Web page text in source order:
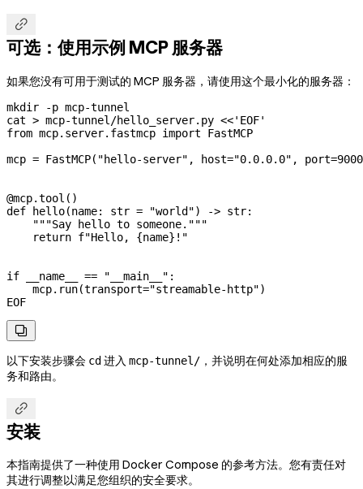

可选：使用示例 MCP 服务器
如果您没有可用于测试的 MCP 服务器，请使用这个最小化的服务器：
mkdir -p mcp-tunnel
cat > mcp-tunnel/hello_server.py <<'EOF'
from mcp.server.fastmcp import FastMCP
mcp = FastMCP("hello-server", host="0.0.0.0",
@mcp.tool()
def hello(name: str = "world") -> str:
    """Say hello to someone."""
    return f"Hello, {name}!"
if __name__ == "__main__":
    mcp.run(transport="streamable-http")
EOF

以下安装步骤会 cd进入 mcp-tunnel/ ，并说明在何处添加相应的服
务和路由。

安装
本指南提供了一种使用 Docker Compose 的参考方法。您有责任对
其进行调整以满足您组织的安全要求。